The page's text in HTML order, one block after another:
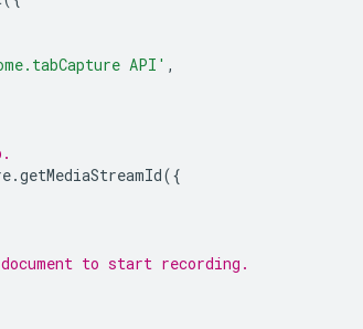
API' ,
.getMediaStreamId({
to start recording.